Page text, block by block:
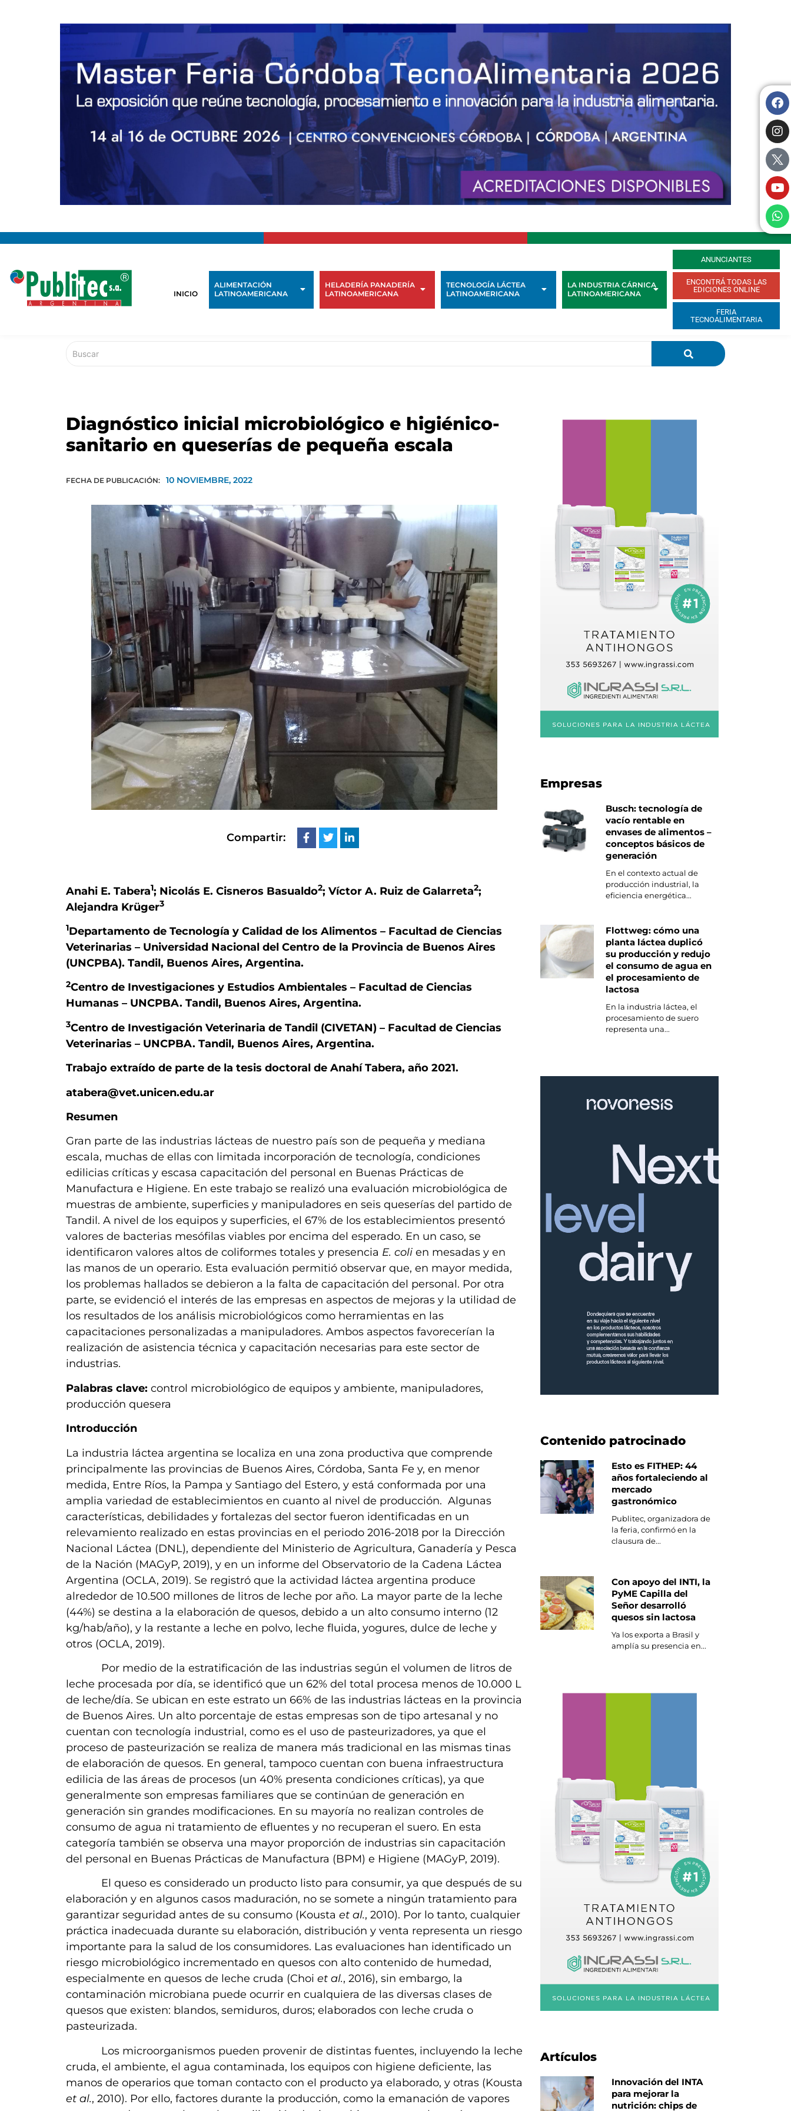
INICIO
ALIMENTACIÓN
LATINOAMERICANA
HELADERÍA PANADERÍA
LATINOAMERICANA
TECNOLOGÍA LÁCTEA
LATINOAMERICANA
LA INDUSTRIA CÁRNICA
LATINOAMERICANA
ANUNCIANTES
ENCONTRÁ TODAS LAS
EDICIONES ONLINE
FERIA
TECNOALIMENTARIA
Diagnóstico inicial microbiológico e higiénico-
sanitario en queserías de pequeña escala
FECHA DE PUBLICACIÓN: 10 NOVIEMBRE, 2022
Compartir:
Anahi E. Tabera1; Nicolás E. Cisneros Basualdo2; Víctor A. Ruiz de Galarreta2;
Alejandra Krüger3
1Departamento de Tecnología y Calidad de los Alimentos – Facultad de Ciencias
Veterinarias – Universidad Nacional del Centro de la Provincia de Buenos Aires
(UNCPBA). Tandil, Buenos Aires, Argentina.
2Centro de Investigaciones y Estudios Ambientales – Facultad de Ciencias
Humanas – UNCPBA. Tandil, Buenos Aires, Argentina.
3Centro de Investigación Veterinaria de Tandil (CIVETAN) – Facultad de Ciencias
Veterinarias – UNCPBA. Tandil, Buenos Aires, Argentina.
Trabajo extraído de parte de la tesis doctoral de Anahí Tabera, año 2021.
atabera@vet.unicen.edu.ar
Resumen
Gran parte de las industrias lácteas de nuestro país son de pequeña y mediana
escala, muchas de ellas con limitada incorporación de tecnología, condiciones
edilicias críticas y escasa capacitación del personal en Buenas Prácticas de
Manufactura e Higiene. En este trabajo se realizó una evaluación microbiológica de
muestras de ambiente, superficies y manipuladores en seis queserías del partido de
Tandil. A nivel de los equipos y superficies, el 67% de los establecimientos presentó
valores de bacterias mesófilas viables por encima del esperado. En un caso, se
identificaron valores altos de coliformes totales y presencia E. coli en mesadas y en
las manos de un operario. Esta evaluación permitió observar que, en mayor medida,
los problemas hallados se debieron a la falta de capacitación del personal. Por otra
parte, se evidenció el interés de las empresas en aspectos de mejoras y la utilidad de
los resultados de los análisis microbiológicos como herramientas en las
capacitaciones personalizadas a manipuladores. Ambos aspectos favorecerían la
realización de asistencia técnica y capacitación necesarias para este sector de
industrias.
Palabras clave: control microbiológico de equipos y ambiente, manipuladores,
producción quesera
Introducción
La industria láctea argentina se localiza en una zona productiva que comprende
principalmente las provincias de Buenos Aires, Córdoba, Santa Fe y, en menor
medida, Entre Ríos, la Pampa y Santiago del Estero, y está conformada por una
amplia variedad de establecimientos en cuanto al nivel de producción. Algunas
características, debilidades y fortalezas del sector fueron identificadas en un
relevamiento realizado en estas provincias en el periodo 2016-2018 por la Dirección
Nacional Láctea (DNL), dependiente del Ministerio de Agricultura, Ganadería y Pesca
de la Nación (MAGyP, 2019), y en un informe del Observatorio de la Cadena Láctea
Argentina (OCLA, 2019). Se registró que la actividad láctea argentina produce
alrededor de 10.500 millones de litros de leche por año. La mayor parte de la leche
(44%) se destina a la elaboración de quesos, debido a un alto consumo interno (12
kg/hab/año), y la restante a leche en polvo, leche fluida, yogures, dulce de leche y
otros (OCLA, 2019).
Por medio de la estratificación de las industrias según el volumen de litros de
leche procesada por día, se identificó que un 62% del total procesa menos de 10.000 L
de leche/día. Se ubican en este estrato un 66% de las industrias lácteas en la provincia
de Buenos Aires. Un alto porcentaje de estas empresas son de tipo artesanal y no
cuentan con tecnología industrial, como es el uso de pasteurizadores, ya que el
proceso de pasteurización se realiza de manera más tradicional en las mismas tinas
de elaboración de quesos. En general, tampoco cuentan con buena infraestructura
edilicia de las áreas de procesos (un 40% presenta condiciones críticas), ya que
generalmente son empresas familiares que se continúan de generación en
generación sin grandes modificaciones. En su mayoría no realizan controles de
consumo de agua ni tratamiento de efluentes y no recuperan el suero. En esta
categoría también se observa una mayor proporción de industrias sin capacitación
del personal en Buenas Prácticas de Manufactura (BPM) e Higiene (MAGyP, 2019).
El queso es considerado un producto listo para consumir, ya que después de su
elaboración y en algunos casos maduración, no se somete a ningún tratamiento para
garantizar seguridad antes de su consumo (Kousta et al., 2010). Por lo tanto, cualquier
práctica inadecuada durante su elaboración, distribución y venta representa un riesgo
importante para la salud de los consumidores. Las evaluaciones han identificado un
riesgo microbiológico incrementado en quesos con alto contenido de humedad,
especialmente en quesos de leche cruda (Choi et al., 2016), sin embargo, la
contaminación microbiana puede ocurrir en cualquiera de las diversas clases de
quesos que existen: blandos, semiduros, duros; elaborados con leche cruda o
pasteurizada.
Los microorganismos pueden provenir de distintas fuentes, incluyendo la leche
cruda, el ambiente, el agua contaminada, los equipos con higiene deficiente, las
manos de operarios que toman contacto con el producto ya elaborado, y otras (Kousta
et al., 2010). Por ello, factores durante la producción, como la emanación de vapores
Empresas
Busch: tecnología de
vacío rentable en
envases de alimentos –
conceptos básicos de
generación
En el contexto actual de
producción industrial, la
eficiencia energética...
Flottweg: cómo una
planta láctea duplicó
su producción y redujo
el consumo de agua en
el procesamiento de
lactosa
En la industria láctea, el
procesamiento de suero
representa una...
Contenido patrocinado
Esto es FITHEP: 44
años fortaleciendo al
mercado
gastronómico
Publitec, organizadora de
la feria, confirmó en la
clausura de...
Con apoyo del INTI, la
PyME Capilla del
Señor desarrolló
quesos sin lactosa
Ya los exporta a Brasil y
amplía su presencia en...
Artículos
Innovación del INTA
para mejorar la
nutrición: chips de